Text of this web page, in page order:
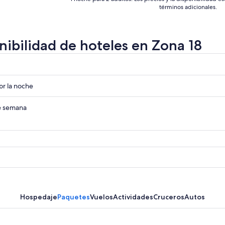
términos adicionales.
de hoteles en Zona 18
la noche
semana
HospedajePaquetesVuelosActividadesCrucerosAutos